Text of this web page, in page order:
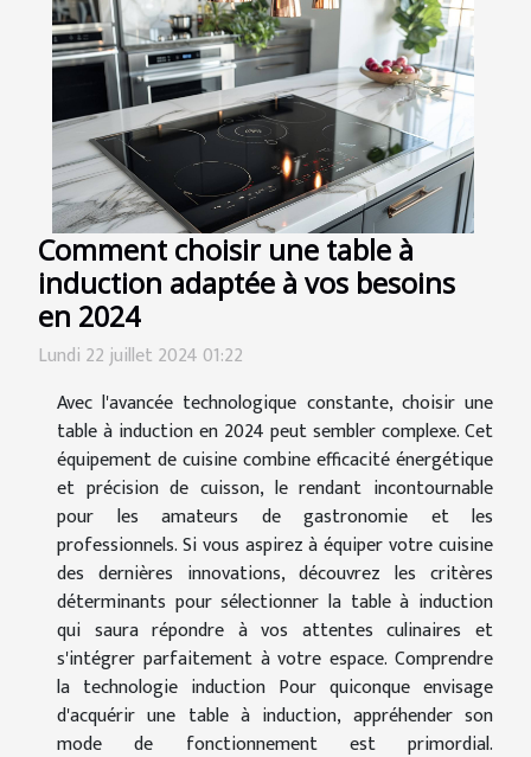
Comment choisir une table à
induction adaptée à vos besoins
en 2024
Lundi 22 juillet 2024 01:22
Avec l'avancée technologique constante, choisir une
table à induction en 2024 peut sembler complexe. Cet
équipement de cuisine combine efficacité énergétique
et précision de cuisson, le rendant incontournable
pour les amateurs de gastronomie et les
professionnels. Si vous aspirez à équiper votre cuisine
des dernières innovations, découvrez les critères
déterminants pour sélectionner la table à induction
qui saura répondre à vos attentes culinaires et
s'intégrer parfaitement à votre espace. Comprendre
la technologie induction Pour quiconque envisage
d'acquérir une table à induction, appréhender son
mode de fonctionnement est primordial.